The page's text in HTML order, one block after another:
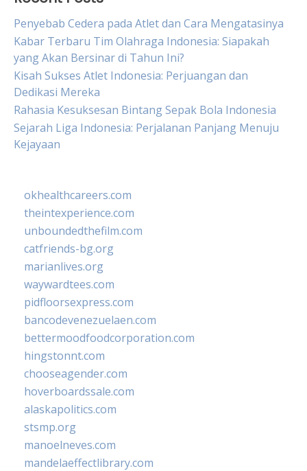
Penyebab Cedera pada Atlet dan Cara Mengatasinya
Kabar Terbaru Tim Olahraga Indonesia: Siapakah
yang Akan Bersinar di Tahun Ini?
Kisah Sukses Atlet Indonesia: Perjuangan dan
Dedikasi Mereka
Rahasia Kesuksesan Bintang Sepak Bola Indonesia
Sejarah Liga Indonesia: Perjalanan Panjang Menuju
Kejayaan
okhealthcareers.com
theintexperience.com
unboundedthefilm.com
catfriends-bg.org
marianlives.org
waywardtees.com
pidfloorsexpress.com
bancodevenezuelaen.com
bettermoodfoodcorporation.com
hingstonnt.com
chooseagender.com
hoverboardssale.com
alaskapolitics.com
stsmp.org
manoelneves.com
mandelaeffectlibrary.com